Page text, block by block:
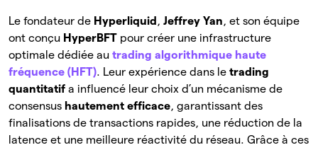
Le fondateur de Hyperliquid , Jeffrey Yan, et son équipe
ont conçu HyperBFT pour créer une infrastructure
optimale dédiée au trading algorithmique haute
fréquence (HFT). Leur expérience dans le trading
quantitatif a influencé leur choix d’un mécanisme de
consensus hautement efficace, garantissant des
finalisations de transactions rapides, une réduction de la
latence et une meilleure réactivité du réseau. Grâce à ces